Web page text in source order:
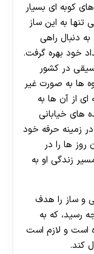
کوبه ای بسیار
و از کودکی تا سن 20 سالگی تنها به این ساز
دنبال راهی
خود بهره گرفت.
در کشور
ها به صورت غیر
از آن ها به
های خیابانی
زمینه حرفه خود
ها را در
زندگی او به
و ساز را هدف
رسید، که به
است و لازم است
کند.